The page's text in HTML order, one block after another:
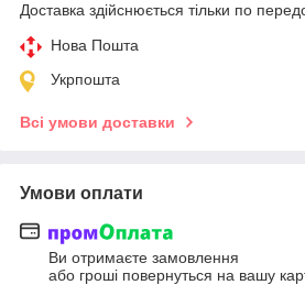
Доставка здійснюється тільки по
Нова Пошта
Укрпошта
Всі умови доставки
Умови оплати
Ви отримаєте замовлення
або гроші повернуться на вашу